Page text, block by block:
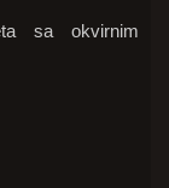
sa okvirnim